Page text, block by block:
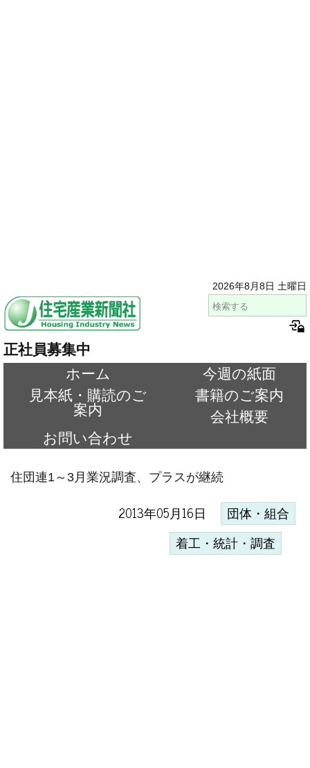
2026年8月8日 土曜日
正社員募集中
ホーム
今週の紙面
見本紙・購読のご
案内
書籍のご案内
会社概要
お問い合わせ
住団連1～3月業況調査、プラスが継続
2013年05月16日 団体・組合
着工・統計・調査